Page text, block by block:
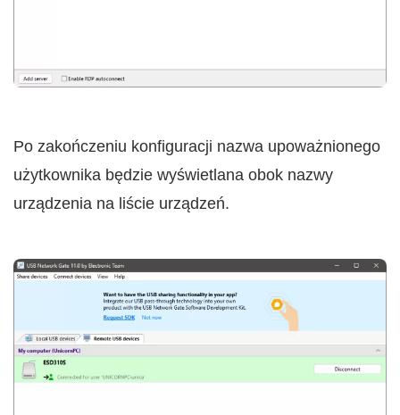
Po zakończeniu konfiguracji nazwa upoważnionego
użytkownika będzie wyświetlana obok nazwy
urządzenia na liście urządzeń.